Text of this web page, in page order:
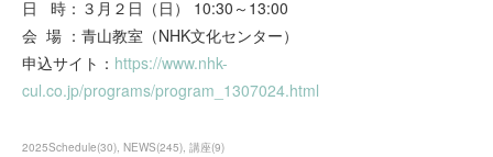
日 時：３月２日（日） 10:30～13:00
会 場 ：青山教室（NHK文化センター）
申込サイト： https://www.nhk-
cul.co.jp/programs/program_1307024.html
2025Schedule(30) NEWS(245) 講座(9)